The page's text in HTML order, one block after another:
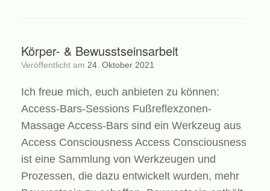
Körper- & Bewusstseinsarbeit
Veröffentlicht am 24. Oktober 2021
Ich freue mich, euch anbieten zu können:
Access-Bars-Sessions Fußreflexzonen-
Massage Access-Bars sind ein Werkzeug aus
Access Consciousness Access Consciousness
ist eine Sammlung von Werkzeugen und
Prozessen, die dazu entwickelt wurden, mehr